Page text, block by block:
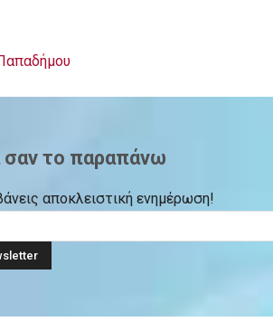
σαν το παραπάνω
αποκλειστική ενημέρωση!